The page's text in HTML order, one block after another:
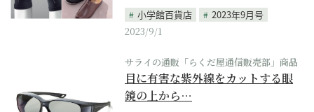
小学館百貨店
2023年9月号
2023/9/1
サライの通販「らくだ屋通信販売部」商品
目に有害な紫外線をカットする眼
鏡の上から…